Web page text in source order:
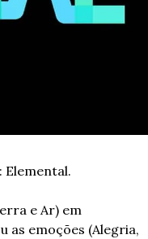
Elemental.
e Ar) em
as emoções (Alegria,